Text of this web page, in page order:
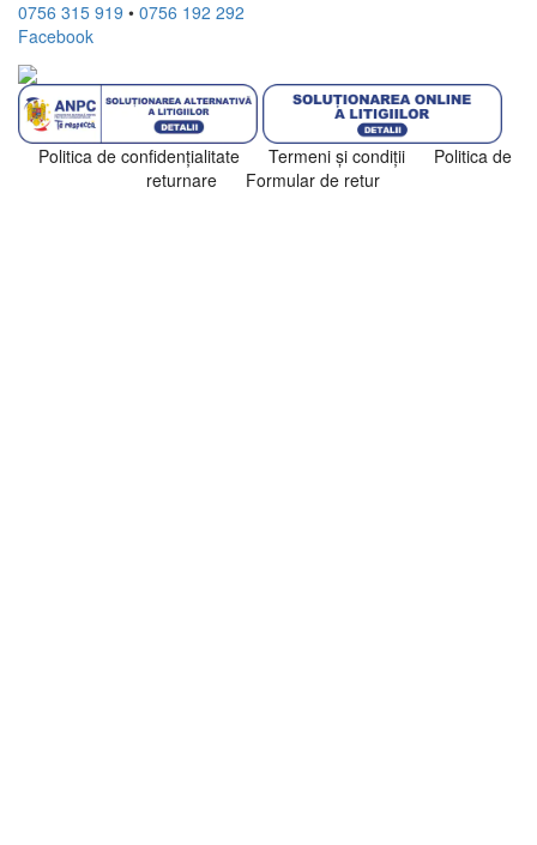
0756 315 919 • 0756 192 292
Facebook
Politica de confidenţialitate Termeni şi condiţii
Politica de
returnare
Formular de retur